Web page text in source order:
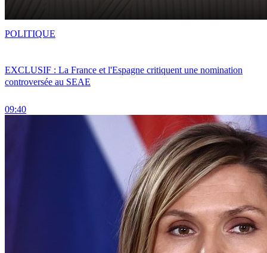
EXCLUSIF : La France et l'Espagne critiquent une nomination
controversée au SEAE
09:40
POLITIQUE